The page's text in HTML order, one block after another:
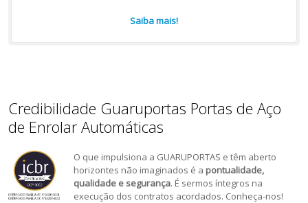
Saiba mais!
Credibilidade Guaruportas Portas de Aço
de Enrolar Automáticas
O que impulsiona a GUARUPORTAS e têm aberto
horizontes não imaginados é a pontualidade,
qualidade e segurança. É sermos íntegros na
execução dos contratos acordados. Conheça-nos!